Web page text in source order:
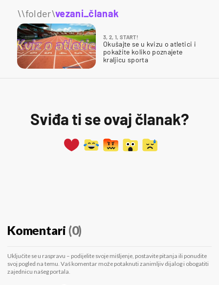
\\folder\vezani_članak
3, 2, 1, START!
Okušajte se u kvizu o atletici i
pokažite koliko poznajete
kraljicu sporta
Sviđa ti se ovaj članak?
Komentari (0)
Uključite se u raspravu – podijelite svoje mišljenje, postavite pitanja ili ponudite
svoj pogled na temu. Vaš komentar može potaknuti zanimljiv dijalog i obogatiti
zajednicu našeg portala.